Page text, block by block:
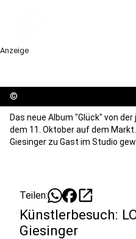
Anzeige
©
Das neue Album "Glück" von
dem 11. Oktober auf dem
Giesinger zu Gast im Studio
Teilen: open_in_new
Künstlerbesuch:
Giesinger